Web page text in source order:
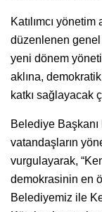
Katılımcı
düzenlenen genel
yeni dönem
aklına,
katkı sağlayacak
Belediye
vatandaşların
vurgulayarak,
demokrasinin en
Belediyemiz ile